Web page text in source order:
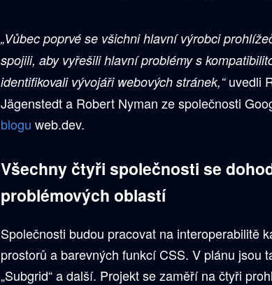
„Vůbec poprvé se všichni hlavní výrobci
spojili, aby vyřešili hlavní problémy s
identifikovali vývojáři webových stránek,“uvedli
Jägenstedt a Robert Nyman ze společnosti
blogu web.dev.
Všechny čtyři společnosti se
problémových oblastí
Společnosti budou pracovat na interoperabilitě
prostorů a barevných funkcí CSS. V plánu jsou
„Subgrid“ a další. Projekt se zaměří na čtyři